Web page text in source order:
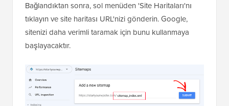
Bağlandıktan sonra, sol menüden 'Site Haritaları'nı
tıklayın ve site haritası URL'nizi gönderin. Google,
sitenizi daha verimli taramak için bunu kullanmaya
başlayacaktır.